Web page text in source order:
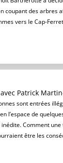
coupant des arbres
vers le Cap-
avec Patrick
sont entrées
l’espace de
inédite. Comment
être les